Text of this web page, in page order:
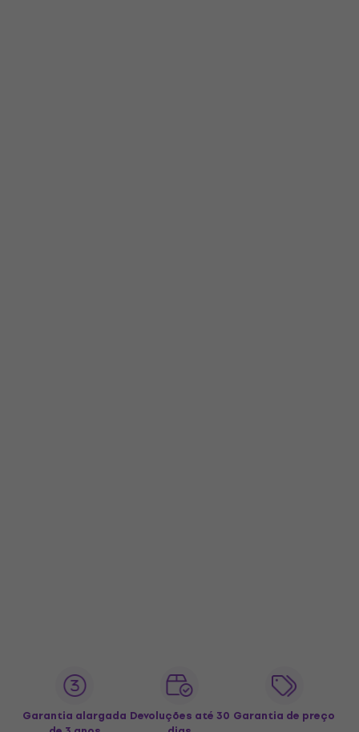
Garantia alargada Devoluções até 30 Garantia de preço